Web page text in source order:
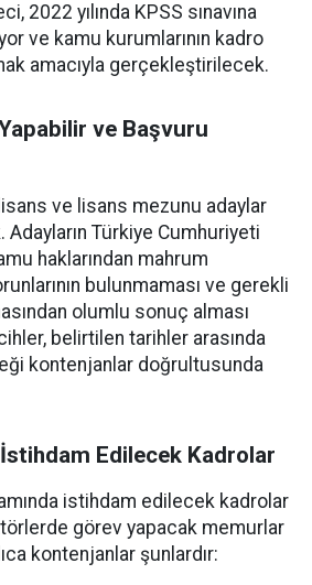
2022 yılında KPSS sınavına
ve kamu kurumlarının kadro
amacıyla gerçekleştirilecek.
ve Başvuru
ve lisans mezunu adaylar
Adayların Türkiye Cumhuriyeti
haklarından mahrum
bulunmaması ve gerekli
olumlu sonuç alması
belirtilen tarihler arasında
kontenjanlar doğrultusunda
Edilecek Kadrolar
istihdam edilecek kadrolar
görev yapacak memurlar
kontenjanlar şunlardır: